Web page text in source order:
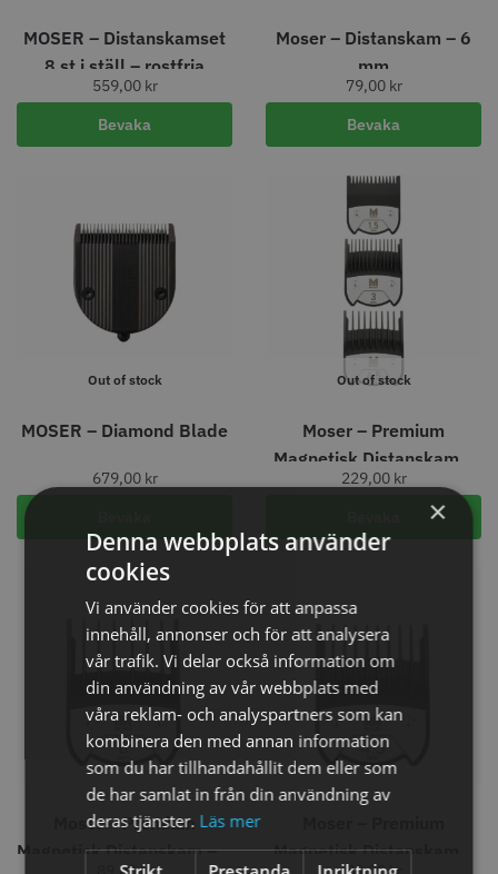
MOSER – Distanskamset
8 st i ställ – rostfria
559,00 kr
Bevaka
Moser – Distanskam – 6
mm
79,00 kr
Bevaka
Out of stock
MOSER – Diamond Blade
679,00 kr
Out of stock
Moser – Premium
Magnetisk Distanskam 3
st
229,00 kr
Moser – Premium
Magnetisk Distanskam – 6
Magnetisk Distanskam –
Jaguar saxolja
29.00 kr
WAHL - Super Close
699.00 kr
Permanentspole 16 mm x 91
mm grå/antracit - 12 st
35.00 kr
Info Köp
WAHL - Specialolja för skär 118
ml
119.00 kr
Info
STORSÄLJARE
×
Denna webbplats använder
cookies
Vi använder cookies för att anpassa
innehåll, annonser och för att analysera
vår trafik. Vi delar också information om
din användning av vår webbplats med
våra reklam- och analyspartners som kan
kombinera den med annan information
som du har tillhandahållit dem eller som
de har samlat in från din användning av
deras tjänster. Läs mer